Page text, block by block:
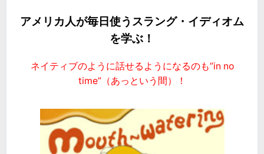
アメリカ人が毎日使うスラング・イディオム
を学ぶ！
ネイティブのように話せるようになるのも”in no
time”（あっという間）！